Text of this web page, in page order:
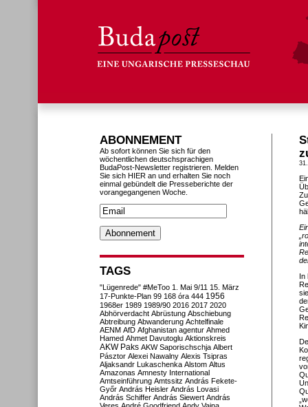
In
ABONNEMENT
Ab sofort können Sie sich für den
wöchentlichen deutschsprachigen
BudaPost-Newsletter registrieren. Melden
Sie sich HIER an und erhalten Sie noch
einmal gebündelt die Presseberichte der
vorangegangenen Woche.
TAGS
"Lügenrede" #MeToo 1. Mai 9/11 15. März
17-Punkte-Plan 99 168 óra 444 1956
1968er 1989 1989/90 2016 2017 2020
Abhörverdacht Abrüstung Abschiebung
Abtreibung Abwanderung Achtelfinale
AENM AfD Afghanistan agentur Ahmed
Hamed Ahmet Davutoglu Aktionskreis
AKW Paks AKW Saporischschja Albert
Pásztor Alexei Nawalny Alexis Tsipras
Aljaksandr Lukaschenka Alstom Altus
Amazonas Amnesty International
Amtseinführung Amtssitz András Fekete-
Győr András Heisler András Lovasi
András Schiffer András Siewert András